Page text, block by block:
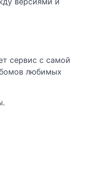
сервис с самой
любимых